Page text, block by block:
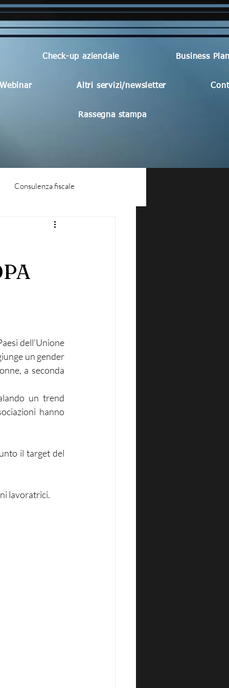
Check-up aziendale Business
Webinar Altri servizi/newsletter
Rassegna stampa
Consulenza fiscale
dell’Unione
un gender
a seconda
un trend
hanno
il target del
lavoratrici.